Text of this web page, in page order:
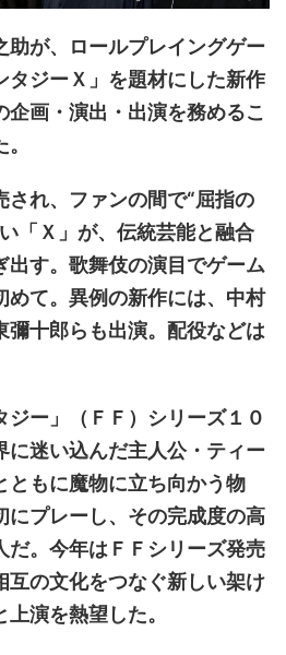
助が、ロールプレイングゲー
タジーＸ」を題材にした新作
画・演出・出演を務めるこ
され、ファンの間で“屈指の
「Ｘ」が、伝統芸能と融合
出す。歌舞伎の演目でゲーム
めて。異例の新作には、中村
彌十郎らも出演。配役などは
ジー」（ＦＦ）シリーズ１０
に迷い込んだ主人公・ティー
ともに魔物に立ち向かう物
にプレーし、その完成度の高
だ。今年はＦＦシリーズ発売
互の文化をつなぐ新しい架け
演を熱望した。